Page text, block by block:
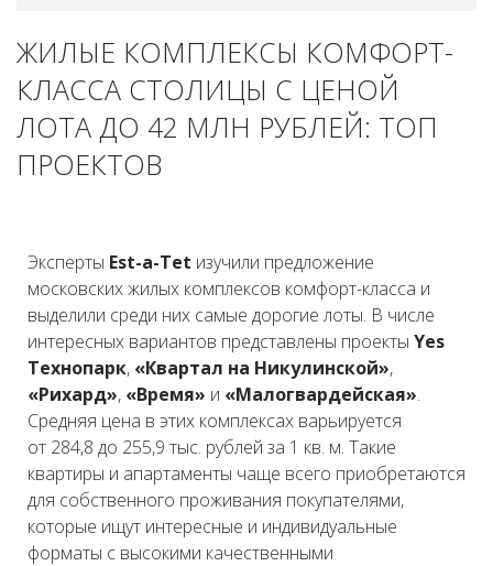
ЖИЛЫЕ КОМПЛЕКСЫ КОМФОРТ-
КЛАССА СТОЛИЦЫ С ЦЕНОЙ
ЛОТА ДО 42 МЛН РУБЛЕЙ: ТОП
ПРОЕКТОВ
Эксперты Est-a-Tet изучили предложение
московских жилых комплексов комфорт-класса и
выделили среди них самые дорогие лоты. В числе
интересных вариантов представлены проекты Yes
Технопарк, «Квартал на Никулинской»,
«Рихард», «Время» и «Малогвардейская».
Средняя цена в этих комплексах варьируется
от 284,8 до 255,9 тыс. рублей за 1 кв. м. Такие
квартиры и апартаменты чаще всего приобретаются
для собственного проживания покупателями,
которые ищут интересные и индивидуальные
форматы с высокими качественными